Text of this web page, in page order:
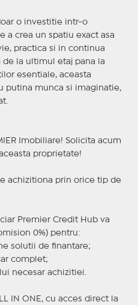
o investitie intr-o
a crea un spatiu exact asa
practica si in continua
la ultimul etaj pana la
esentiale, aceasta
putina munca si imaginatie,
Imobiliare! Solicita acum
proprietate!
achizitiona prin orice tip de
Premier Credit Hub va
0%) pentru:
solutii de finantare;
complet;
necesar achizitiei.
IN ONE, cu acces direct la